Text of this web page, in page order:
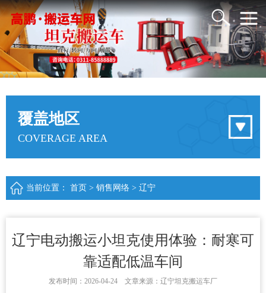
覆盖地区
COVERAGE AREA
当前位置： 首页 > 销售网络 > 辽宁
辽宁电动搬运小坦克使用体验：耐寒可
靠适配低温车间
发布时间：2026-04-24 文章来源：辽宁坦克搬运车厂